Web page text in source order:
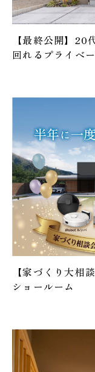
【最終公開】20
回れるプライベ
【家づくり大相
ショールーム